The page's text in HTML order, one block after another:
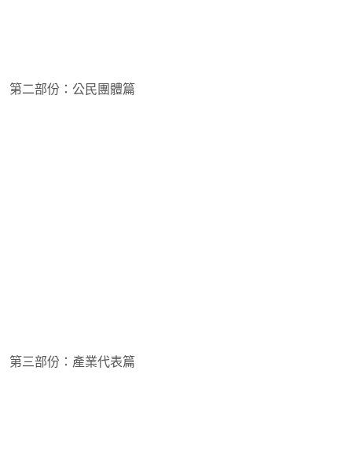
第二部份：公民團體篇
第三部份：產業代表篇